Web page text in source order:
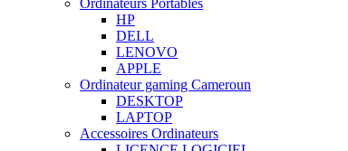
HP
DELL
LENOVO
APPLE
Ordinateur gaming Cameroun
DESKTOP
LAPTOP
Accessoires Ordinateurs